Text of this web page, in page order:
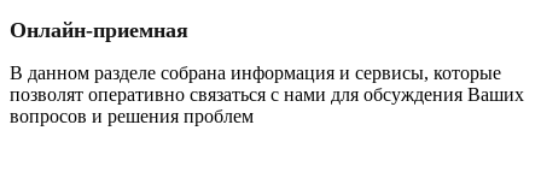
Онлайн-приемная
В данном разделе собрана информация и сервисы, которые
позволят оперативно связаться с нами для обсуждения Ваших
вопросов и решения проблем